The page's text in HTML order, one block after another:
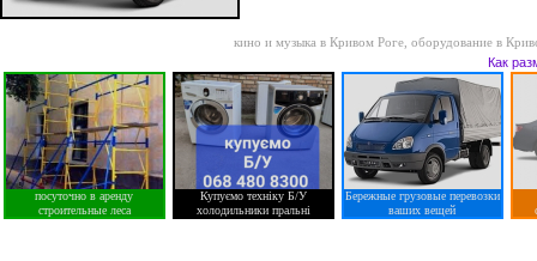
кино и музыка в Кривом Роге оборудование в
Как
посуточно в аренду
строительные леса
Купуємо техніку Б/У
холодильники пральні
Бережные грузовые перевозки
ваших вещей